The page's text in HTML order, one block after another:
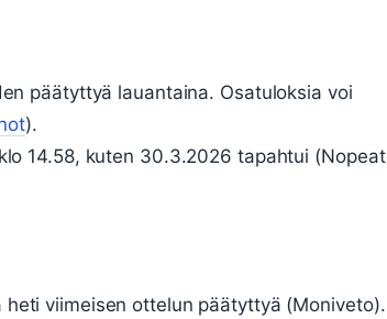
päätyttyä lauantaina. Osatuloksia voi
).
14.58, kuten 30.3.2026 tapahtui (Nopeat
viimeisen ottelun päätyttyä (Moniveto).